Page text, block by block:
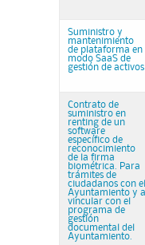
Suministro y
mantenimiento
de plataforma en
modo SaaS de
gestión de activos
Contrato de
suministro en
renting de un
software
específico de
reconocimiento
de la firma
biométrica. Para
trámites de
ciudadanos con el
Ayuntamiento y a
vincular con el
programa de
gestión
documental del
Ayuntamiento.